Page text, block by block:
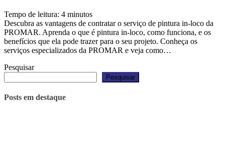
Tempo de leitura: 4 minutos
Descubra as vantagens de contratar o serviço de pintura in-loco da
PROMAR. Aprenda o que é pintura in-loco, como funciona, e os
benefícios que ela pode trazer para o seu projeto. Conheça os
serviços especializados da PROMAR e veja como…
Pesquisar
Pesquisar
Posts em destaque